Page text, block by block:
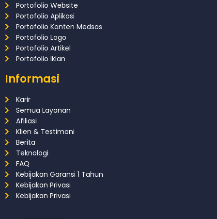
Portofolio Website
Portofolio Aplikasi
Portofolio Konten Medsos
Portofolio Logo
Portofolio Artikel
Portofolio Iklan
Informasi
Karir
Semua Layanan
Afiliasi
Klien & Testimoni
Berita
Teknologi
FAQ
Kebijakan Garansi 1 Tahun
Kebijakan Privasi
Kebijakan Privasi